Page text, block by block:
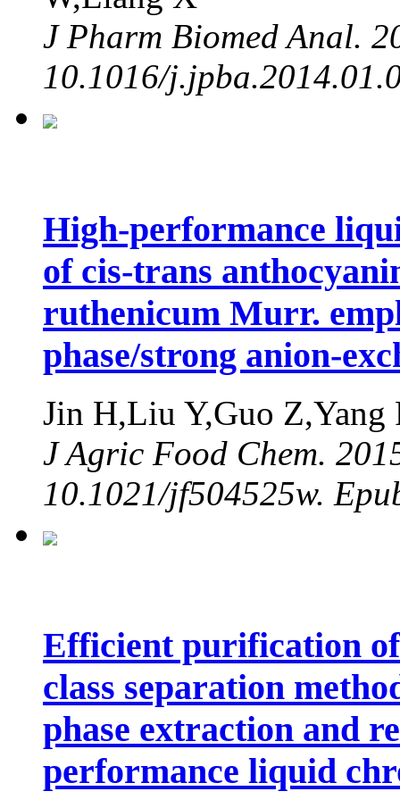
J Pharm Biomed Anal.
10.1016/
High-performance
of cis-trans
ruthenicum Murr.
phase/strong anion-
Jin H,Liu Y,Guo
J Agric Food Chem.
10.1021/jf504525w.
Efficient purification
class separation
phase extraction and
performance liquid